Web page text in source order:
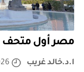
مصر أول متحف
ا.د.خالد غريب